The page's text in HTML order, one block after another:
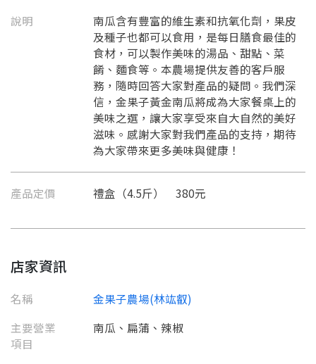
說明
南瓜含有豐富的維生素和抗氧化劑，果皮
及種子也都可以食用，是每日膳食最佳的
食材，可以製作美味的湯品、甜點、菜
餚、麵食等。本農場提供友善的客戶服
務，隨時回答大家對產品的疑問。我們深
信，金果子黃金南瓜將成為大家餐桌上的
美味之選，讓大家享受來自大自然的美好
滋味。感謝大家對我們產品的支持，期待
為大家帶來更多美味與健康！
產品定價 禮盒（4.5斤） 380元
店家資訊
名稱
金果子農場(林竑叡)
主要營業
項目
南瓜、扁蒲、辣椒